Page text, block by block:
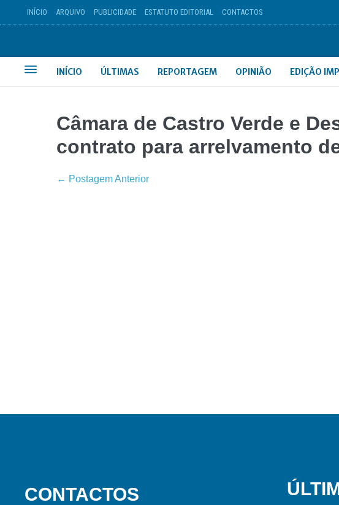
INÍCIO ARQUIVO PUBLICIDADE ESTATUTO EDITORIAL CONTACTOS
INÍCIO ÚLTIMAS REPORTAGEM OPINIÃO EDIÇÃO
Câmara de Castro Verde e
contrato para arrelvamento
← Postagem Anterior
CONTACTOS